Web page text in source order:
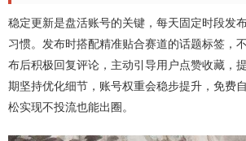
稳定更新是盘活账号的关键，每天固定时段发
习惯。发布时搭配精准贴合赛道的话题标签，
布后积极回复评论，主动引导用户点赞收藏，
期坚持优化细节，账号权重会稳步提升，免费
松实现不投流也能出圈。